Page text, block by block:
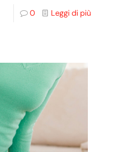
0 Leggi di più